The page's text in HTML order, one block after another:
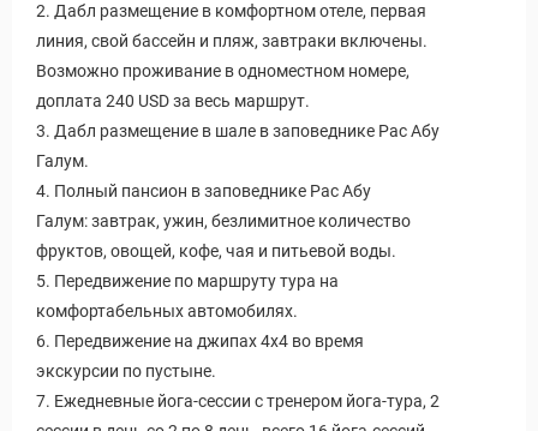
2. Дабл размещение в комфортном отеле, первая
линия, свой бассейн и пляж, завтраки включены.
Возможно проживание в одноместном номере,
доплата 240 USD за весь маршрут.
3. Дабл размещение в шале в заповеднике Рас Абу
Галум.
4. Полный пансион в заповеднике Рас Абу
Галум: завтрак, ужин, безлимитное количество
фруктов, овощей, кофе, чая и питьевой воды.
5. Передвижение по маршруту тура на
комфортабельных автомобилях.
6. Передвижение на джипах 4х4 во время
экскурсии по пустыне.
7. Ежедневные йога-сессии с тренером йога-тура, 2